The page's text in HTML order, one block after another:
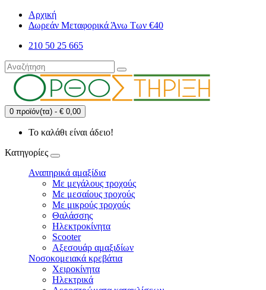
Αρχική
Δωρεάν Μεταφορικά Άνω Των €40
210 50 25 665
0 προϊόν(τα) - € 0,00
Το καλάθι είναι άδειο!
Κατηγορίες
Αναπηρικά αμαξίδια
Με μεγάλους τροχούς
Με μεσαίους τροχούς
Με μικρούς τροχούς
Θαλάσσης
Ηλεκτροκίνητα
Scooter
Αξεσουάρ αμαξιδίων
Νοσοκομειακά κρεβάτια
Χειροκίνητα
Ηλεκτρικά